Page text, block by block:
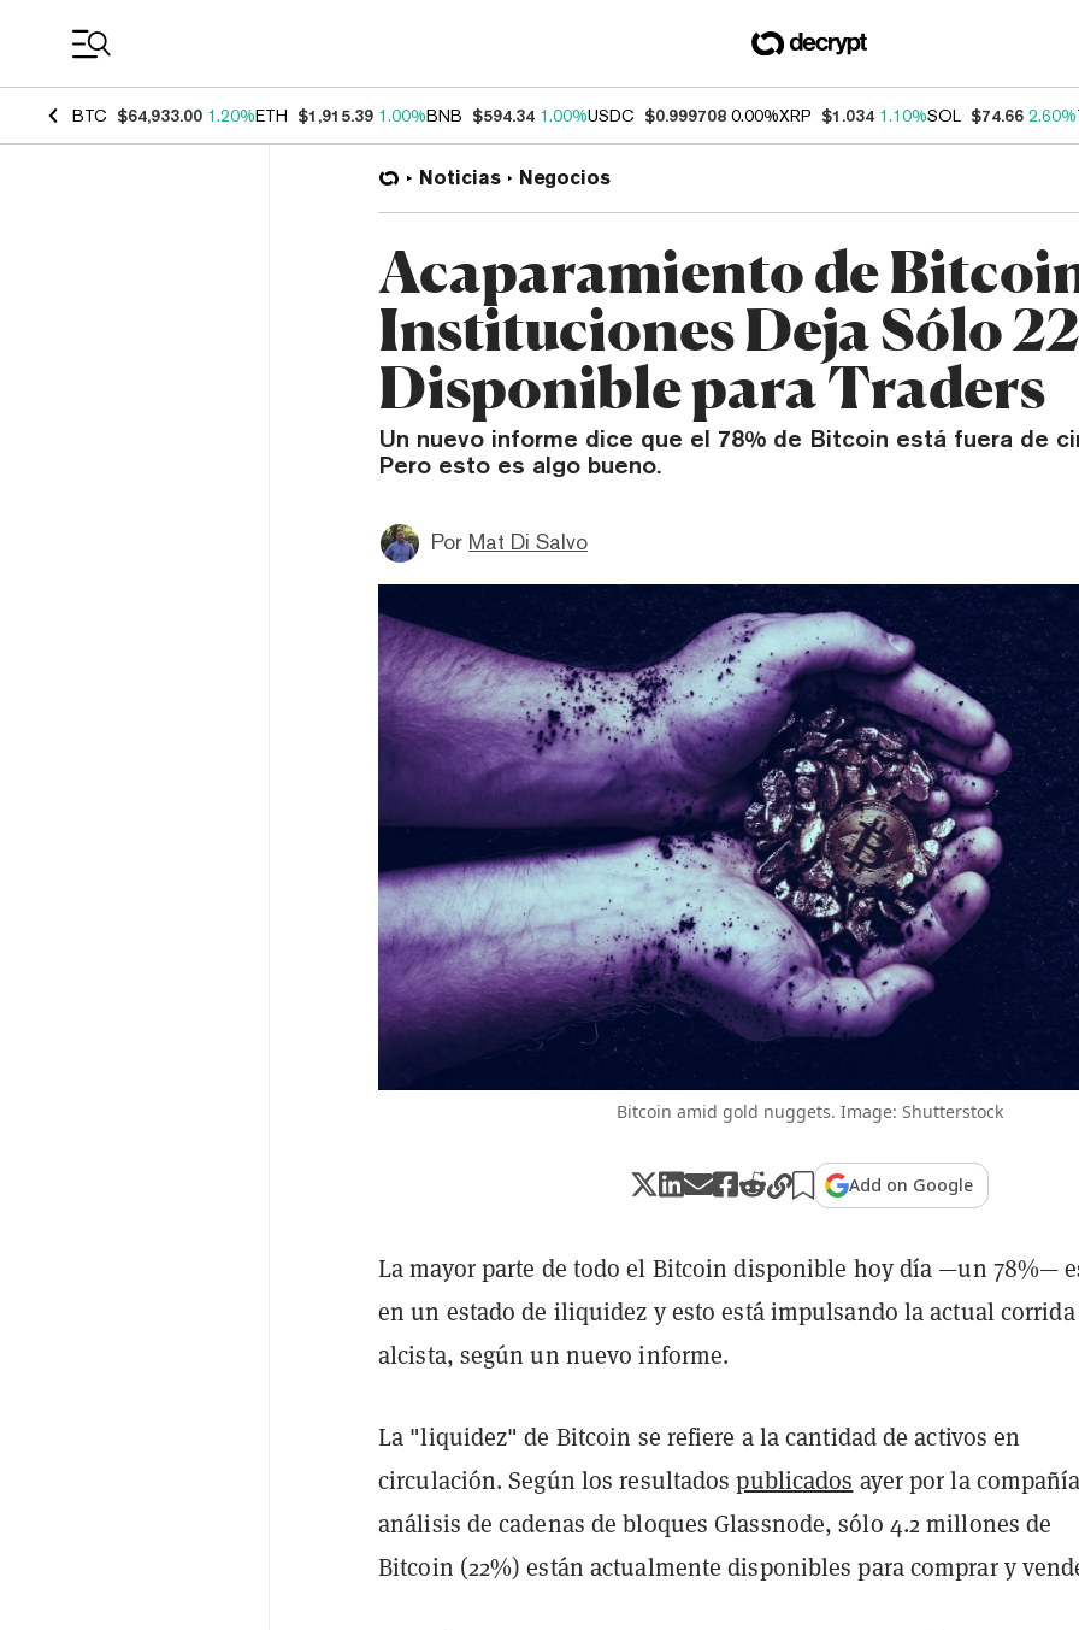
BTC $64,933.00 1.20%ETH $1,915.39 1.00%BNB $594.34 1.00%USDC $0.999708 0.00%XRP $1.034 1.10%SOL $74.66 2.60%
Noticias Negocios
Acaparamiento de
Instituciones Deja Sólo
Disponible para Traders
Un nuevo informe dice que el 78% de Bitcoin está fuera de
Pero esto es algo bueno.
Por Mat Di Salvo
Bitcoin amid gold nuggets. Image: Shutterstock
Add on Google
La mayor parte de todo el Bitcoin disponible hoy día —un 78%—
en un estado de iliquidez y esto está impulsando la actual corrida
alcista, según un nuevo informe.
La "liquidez" de Bitcoin se refiere a la cantidad de activos en
circulación. Según los resultadospublicados ayer por la
análisis de cadenas de bloques Glassnode, sólo 4.2 millones de
Bitcoin (22%) están actualmente disponibles para comprar y